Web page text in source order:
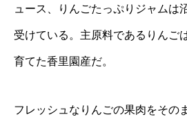
ュース、りんごたっぷりジャムは
受けている。主原料であるりんご
育てた香里園産だ。
フレッシュなりんごの果肉をその